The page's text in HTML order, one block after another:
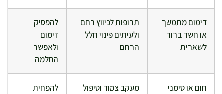
דימום מתמשך
או חשד ברור
לשארית
תרופות לכיווץ רחם
ולעיתים פינוי חלל
הרחם
להפסיק
דימום
ולאפשר
החלמה
חום או סימני
מעקב צמוד וטיפול
להפחית